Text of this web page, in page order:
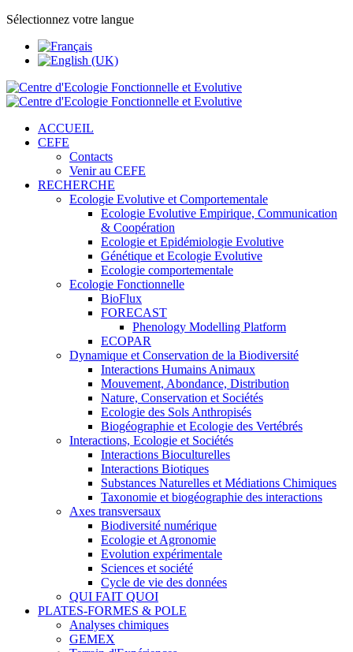
Sélectionnez votre langue
ACCUEIL
CEFE
Contacts
Venir au CEFE
RECHERCHE
Ecologie Evolutive et Comportementale
Ecologie Evolutive Empirique, Communication
& Coopération
Ecologie et Epidémiologie Evolutive
Génétique et Ecologie Evolutive
Ecologie comportementale
Ecologie Fonctionnelle
BioFlux
FORECAST
Phenology Modelling Platform
ECOPAR
Dynamique et Conservation de la Biodiversité
Interactions Humains Animaux
Mouvement, Abondance, Distribution
Nature, Conservation et Sociétés
Ecologie des Sols Anthropisés
Biogéographie et Ecologie des Vertébrés
Interactions, Ecologie et Sociétés
Interactions Bioculturelles
Interactions Biotiques
Substances Naturelles et Médiations Chimiques
Taxonomie et biogéographie des interactions
Axes transversaux
Biodiversité numérique
Ecologie et Agronomie
Evolution expérimentale
Sciences et société
Cycle de vie des données
QUI FAIT QUOI
PLATES-FORMES & POLE
Analyses chimiques
GEMEX